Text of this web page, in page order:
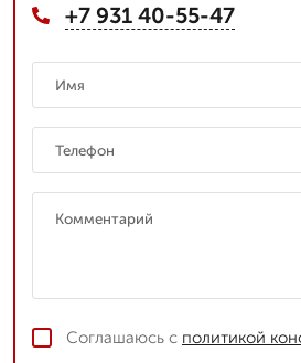
+7 931 40-55-47
Соглашаюсь с политикой